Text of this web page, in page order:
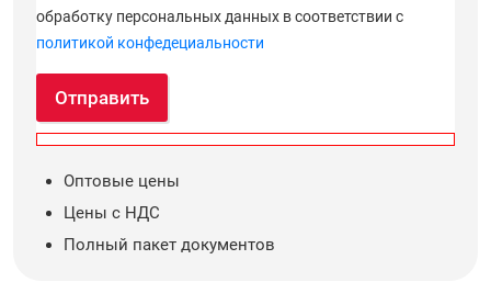
обработку персональных данных в соответствии с
политикой конфедециальности
Отправить
Оптовые цены
Цены с НДС
Полный пакет документов